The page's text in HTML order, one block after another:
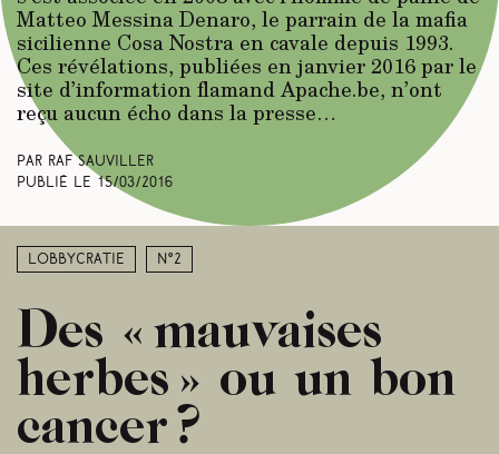
Matteo Messina Denaro, le parrain de la mafia
sicilienne Cosa Nostra en cavale depuis 1993.
Ces révélations, publiées en janvier 2016 par le
site d’informa­tion flamand Apache.be, n’ont
reçu aucun écho dans la presse…
Par Raf Sauviller
Publié le 15/03/2016
Lobbycratie N°2
Des « mauvaises
herbes » ou un bon
cancer ?